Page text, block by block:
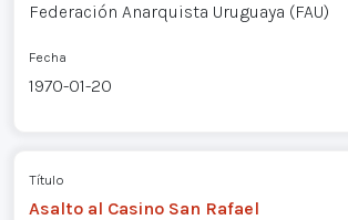
Federación Anarquista Uruguaya (FAU)
Fecha
1970-01-20
Título
Asalto al Casino San Rafael